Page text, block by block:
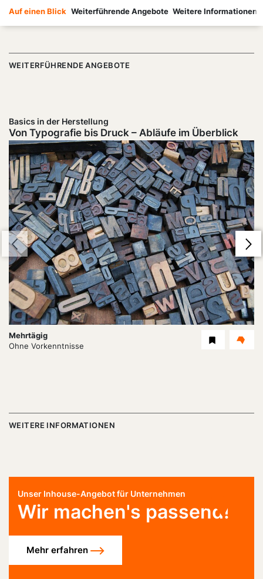
Auf einen Blick Weiterführende Angebote Weitere Informationen
WEITERFÜHRENDE ANGEBOTE
Basics in der Herstellung
Von Typografie bis Druck – Abläufe im Überblick
Dauer:
Mehrtägig
Level
Ohne Vorkenntnisse
WEITERE INFORMATIONEN
Unser Inhouse-Angebot für Unternehmen
Wir machen's passend!
Mehr erfahren